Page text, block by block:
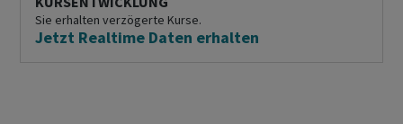
Sie erhalten verzögerte Kurse.
Jetzt Realtime Daten erhalten